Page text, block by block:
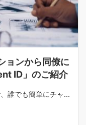
ョンから同僚に
ID」のご紹介
誰でも簡単にチャ...